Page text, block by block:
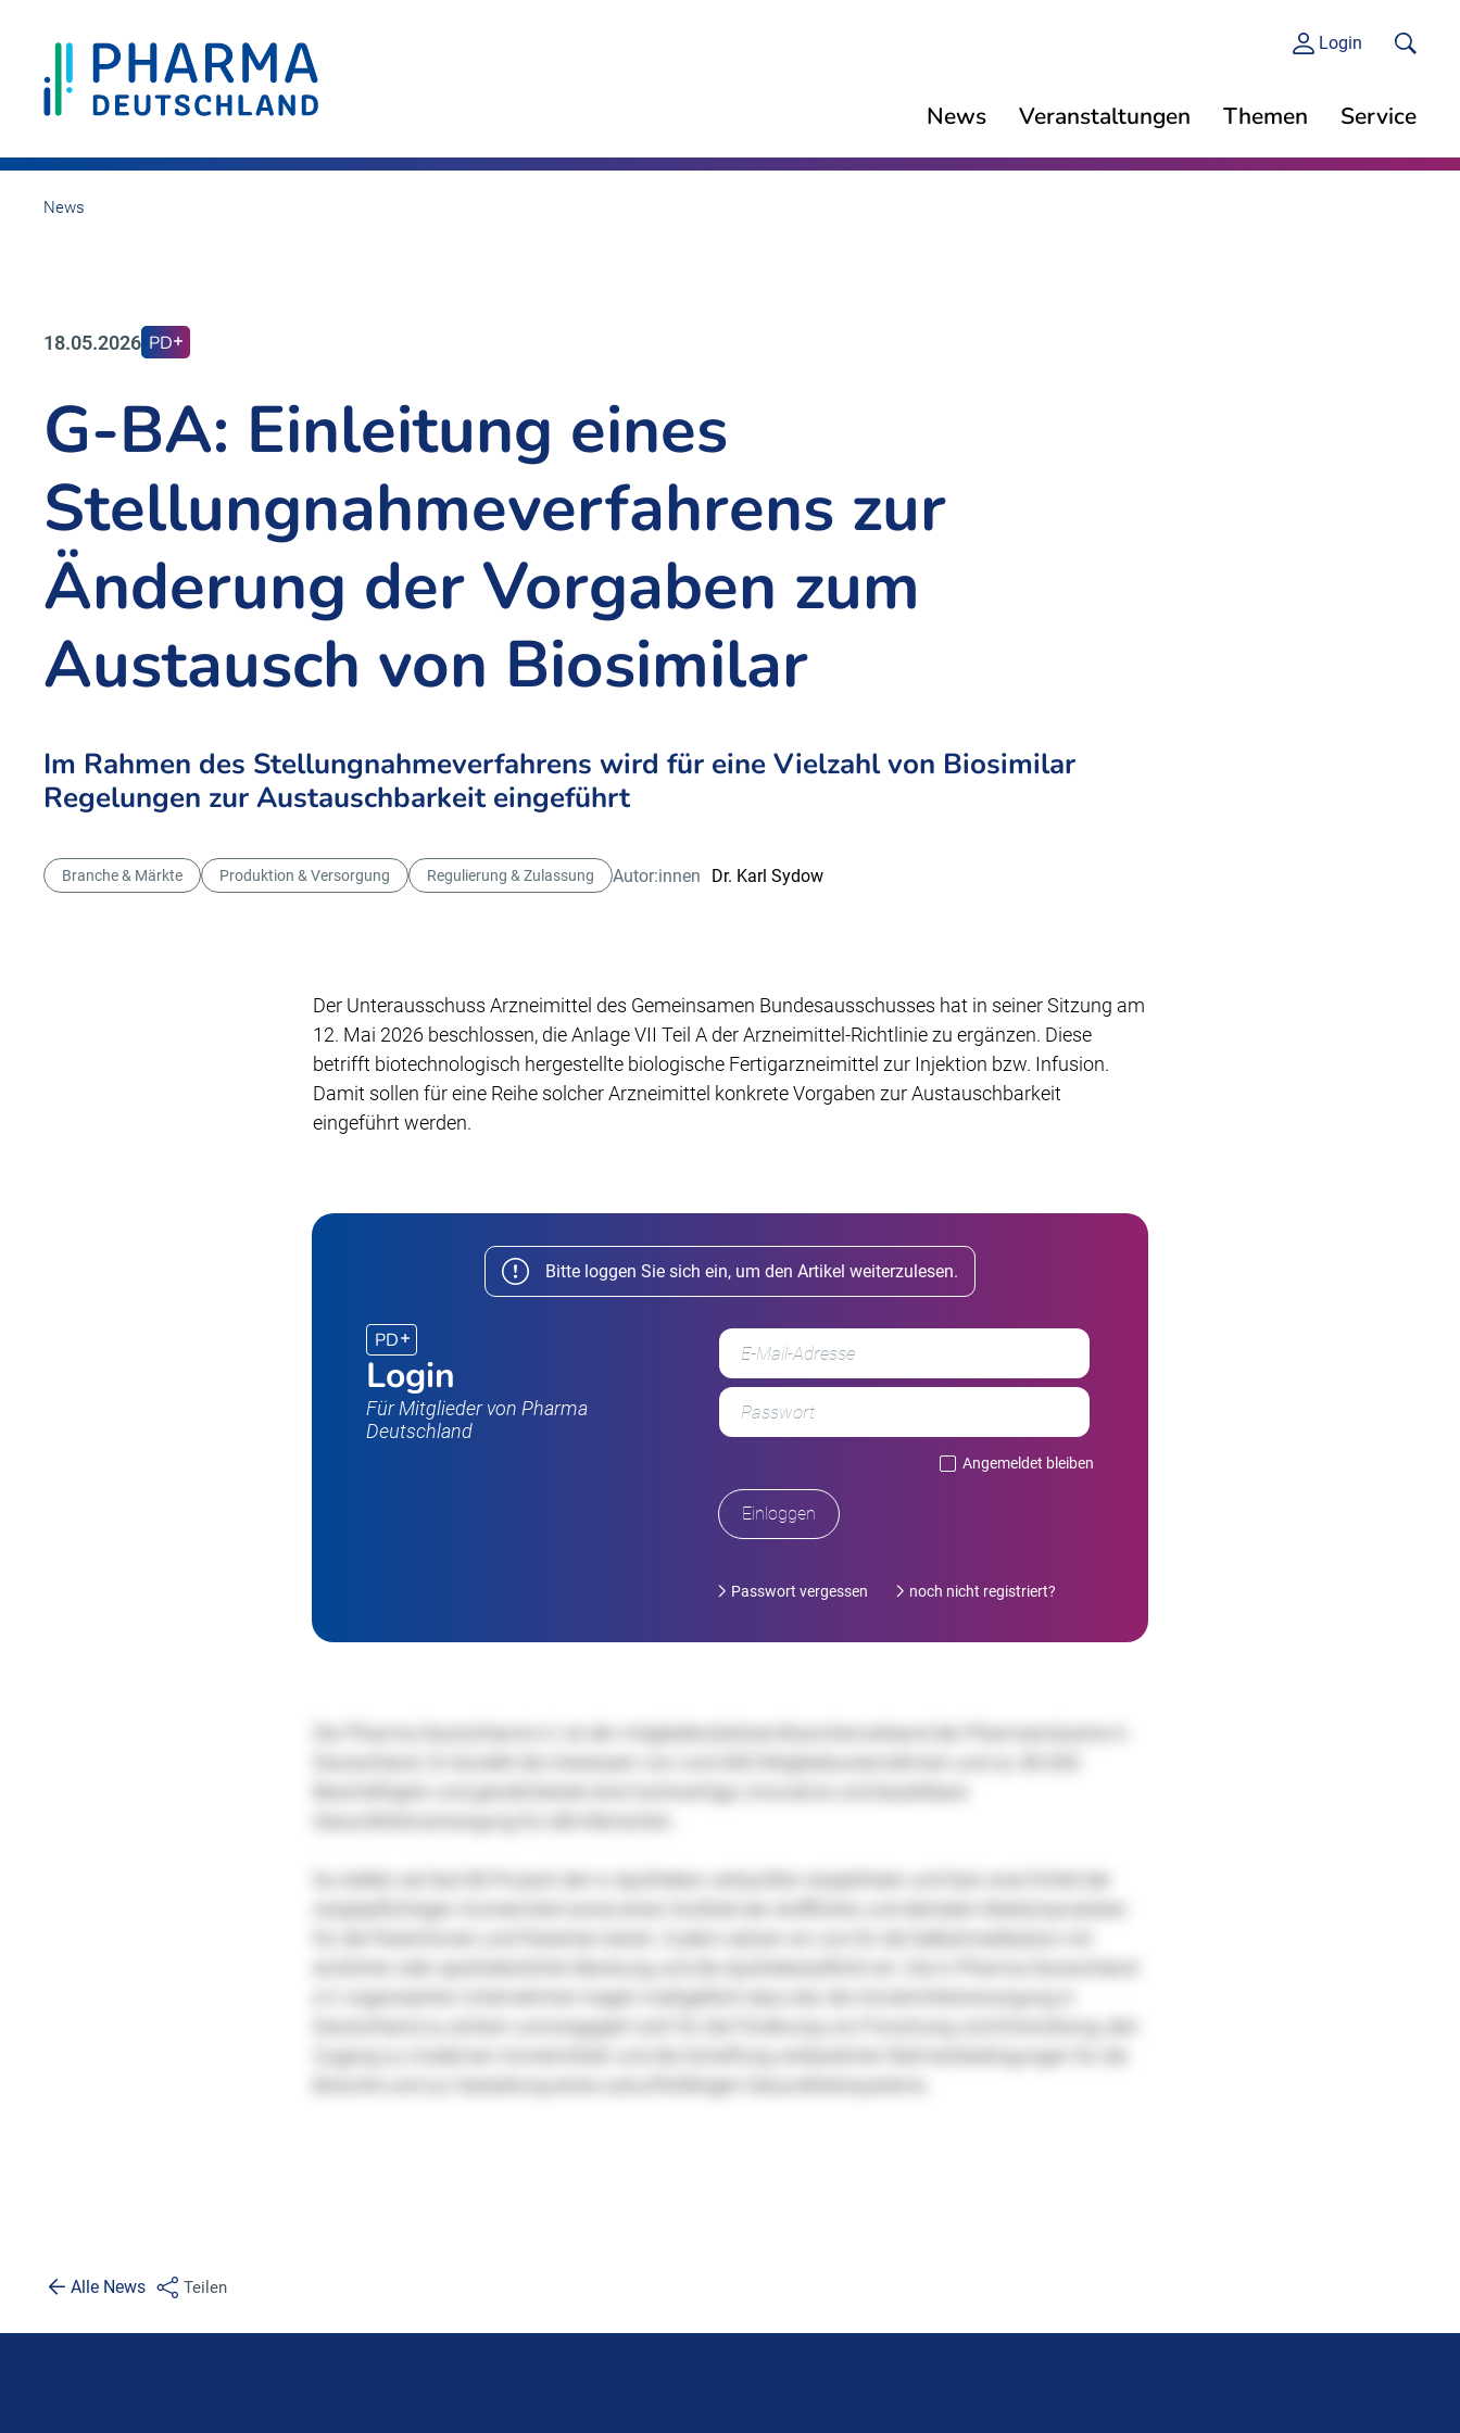
Login
News Veranstaltungen Themen Service
News
18.05.2026 PD
G-BA: Einleitung eines
Stellungnahmeverfahrens zur
Änderung der Vorgaben zum
Austausch von Biosimilar
Im Rahmen des Stellungnahmeverfahrens wird für eine Vielzahl von Biosimilar
Regelungen zur Austauschbarkeit eingeführt
Branche & Märkte Produktion & Versorgung Regulierung & Zulassung Autor:innen Dr. Karl Sydow
Der Unterausschuss Arzneimittel des Gemeinsamen Bundesausschusses hat in seiner Sitzung am
12. Mai 2026 beschlossen, die Anlage VII Teil A der Arzneimittel-Richtlinie zu ergänzen. Diese
betrifft biotechnologisch hergestellte biologische Fertigarzneimittel zur Injektion bzw. Infusion.
Damit sollen für eine Reihe solcher Arzneimittel konkrete Vorgaben zur Austauschbarkeit
eingeführt werden.
Bitte loggen Sie sich ein, um den Artikel weiterzulesen.
PD
Login
Für Mitglieder von Pharma
Deutschland
Angemeldet bleiben
Passwort vergessen noch nicht registriert?
Alle News Teilen